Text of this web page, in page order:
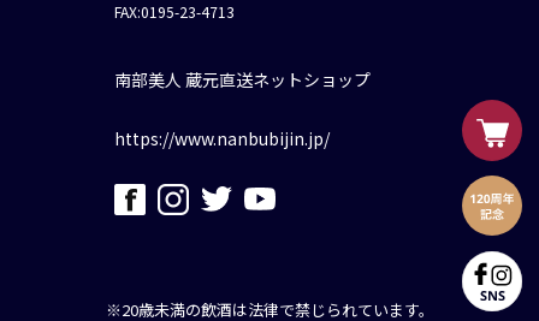
FAX:0195-23-4713
南部美人 蔵元直送ネットショップ
https://www.nanbubijin.jp/
※20歳未満の飲酒は法律で禁じられています。